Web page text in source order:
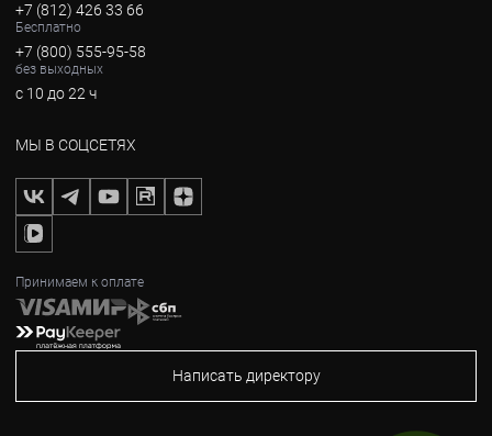
+7 (812) 426 33 66
Бесплатно
+7 (800) 555-95-58
без выходных
с 10 до 22 ч
МЫ В СОЦСЕТЯХ
Принимаем к оплате
Написать директору